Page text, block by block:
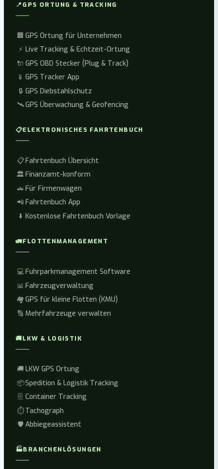
📍GPS ORTUNG & TRACKING
🏢 GPS Ortung für Unternehmen
⚡ Live Tracking & Echtzeit-Ortung
🔌 GPS OBD Stecker (Plug & Track)
📱 GPS Tracker App
🔒 GPS Diebstahlschutz
🛰️GPS Überwachung & Geofencing
📋ELEKTRONISCHES FAHRTENBUCH
📋Fahrtenbuch Übersicht
🏛️Finanzamt-konform
🚗 Für Firmenwagen
📲 Fahrtenbuch App
⬇️ Kostenlose Fahrtenbuch Vorlage
🚛FLOTTENMANAGEMENT
💻Fuhrparkmanagement Software
📊 Fahrzeugverwaltung
🏘️ GPS für kleine Flotten (KMU)
🔢 Mehrfahrzeuge verwalten
🚚LKW & LOGISTIK
🚚 LKW GPS Ortung
📦Spedition & Logistik Tracking
🗄️ Container Tracking
⏱️ Tachograph
🛡️ Abbiegeassistent
🏭BRANCHENLÖSUNGEN